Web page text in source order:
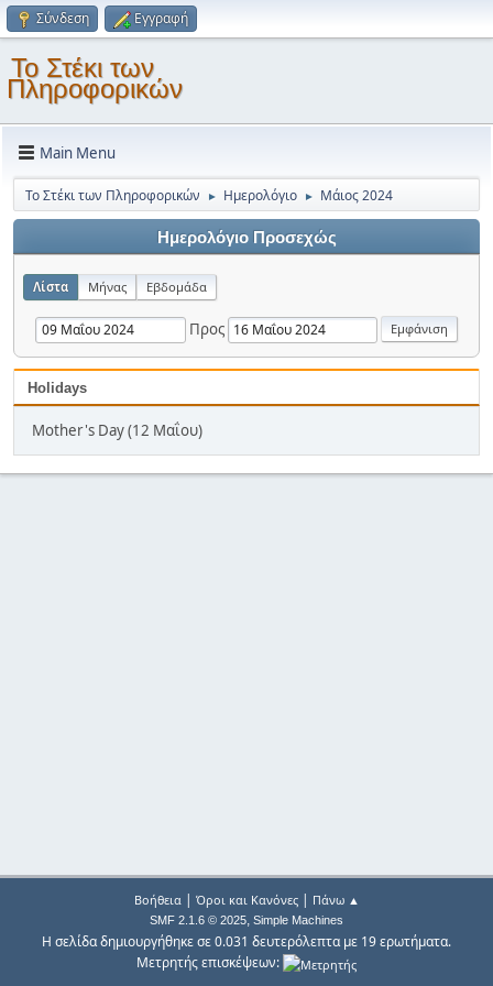
Σύνδεση Εγγραφή
Το Στέκι των
Πληροφορικών
Main Menu
Το Στέκι των Πληροφορικών ► Ημερολόγιο ► Μάιος 2024
Ημερολόγιο Προσεχώς
Λίστα Μήνας Εβδομάδα
Προς
Holidays
Mother's Day (12 Μαΐου)
Βοήθεια| Όροι και Κανόνες| Πάνω ▲
SMF 2.1.6 © 2025, Simple Machines
Η σελίδα δημιουργήθηκε σε 0.031 δευτερόλεπτα με 19 ερωτήματα.
Μετρητής επισκέψεων: